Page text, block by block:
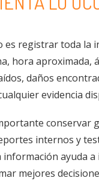
es registrar toda la
hora aproximada,
daños
evidencia
conservar
internos y
información ayuda
mejores